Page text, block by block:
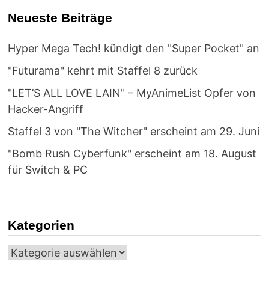
SEPTEMBER
2022
Neueste Beiträge
Hyper Mega Tech! kündigt den "Super Pocket" an
"Futurama" kehrt mit Staffel 8 zurück
"LET’S ALL LOVE LAIN" – MyAnimeList Opfer von
Hacker-Angriff
Staffel 3 von "The Witcher" erscheint am 29. Juni
"Bomb Rush Cyberfunk" erscheint am 18. August
für Switch & PC
Kategorien
Kategorien